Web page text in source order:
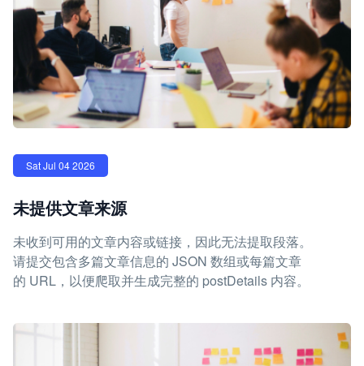
Sat Jul 04 2026
未提供文章来源
未收到可用的文章内容或链接，因此无法提取段落。
请提交包含多篇文章信息的 JSON 数组或每篇文章
的 URL，以便爬取并生成完整的 postDetails 内容。